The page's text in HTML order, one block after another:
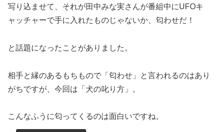
写り込ませて、それが田中みな実さんが番組中にUFOキ
ャッチャーで手に入れたものじゃないか、匂わせだ！
と話題になったことがありました。
相手と縁のあるもちもので「匂わせ」と言われるのはあり
がちですが、今回は「犬の叱り方」。
こんなふうに匂ってくるのは面白いですね。